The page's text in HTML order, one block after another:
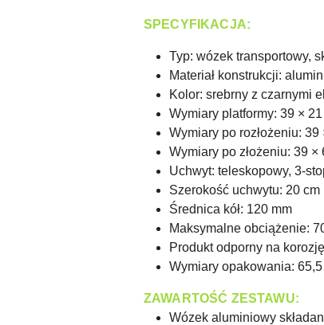
SPECYFIKACJA:
Typ: wózek transportowy,
Materiał konstrukcji:
Kolor: srebrny z czarnymi
Wymiary platformy: 39 ×
Wymiary po rozłożeniu: 39
Wymiary po złożeniu: 39 ×
Uchwyt: teleskopowy, 3-
Szerokość uchwytu: 20 cm
Średnica kół: 120 mm
Maksymalne obciążenie:
Produkt odporny na korozję
Wymiary opakowania:
ZAWARTOŚĆ ZESTAWU:
Wózek aluminiowy